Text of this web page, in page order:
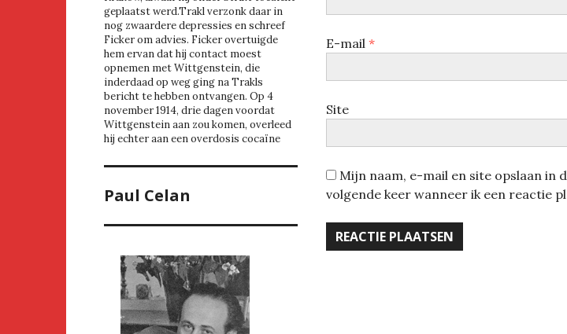
E-mail *
Site
Mijn naam, e-mail en site opslaan in
volgende keer wanneer ik een reactie
geplaatst werd.Trakl verzonk daar in
nog zwaardere depressies en schreef
Ficker om advies. Ficker overtuigde
hem ervan dat hij contact moest
opnemen met Wittgenstein, die
inderdaad op weg ging na Trakls
bericht te hebben ontvangen. Op 4
november 1914, drie dagen voordat
Wittgenstein aan zou komen, overleed
hij echter aan een overdosis cocaïne
Paul Celan